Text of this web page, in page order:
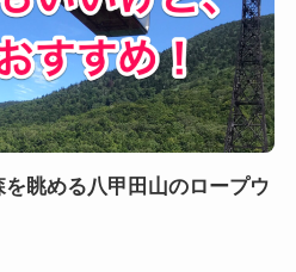
眺める八甲田山のロープウ